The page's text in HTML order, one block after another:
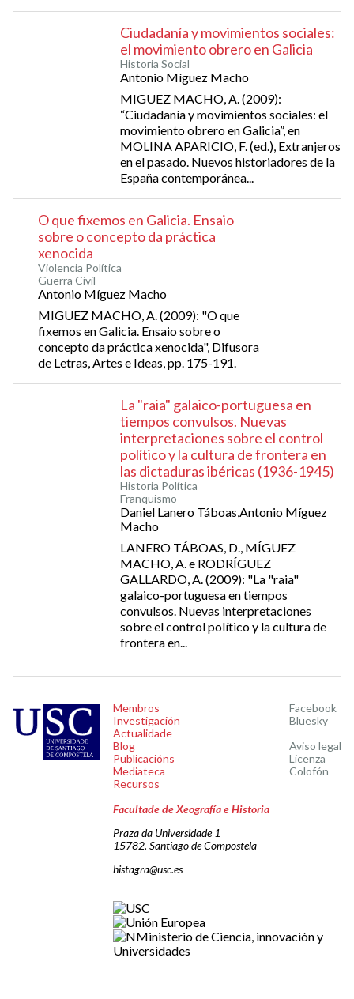
Ciudadanía y movimientos sociales:
el movimiento obrero en Galicia
Historia Social
Antonio Míguez Macho
MIGUEZ MACHO, A. (2009):
“Ciudadanía y movimientos sociales: el
movimiento obrero en Galicia”, en
MOLINA APARICIO, F. (ed.), Extranjeros
en el pasado. Nuevos historiadores de la
España contemporánea...
O que fixemos en Galicia. Ensaio
sobre o concepto da práctica
xenocida
Violencia Política
Guerra Civil
Antonio Míguez Macho
MIGUEZ MACHO, A. (2009): "O que
fixemos en Galicia. Ensaio sobre o
concepto da práctica xenocida", Difusora
de Letras, Artes e Ideas, pp. 175-191.
La "raia" galaico-portuguesa en
tiempos convulsos. Nuevas
interpretaciones sobre el control
político y la cultura de frontera en
las dictaduras ibéricas (1936-1945)
Historia Política
Franquismo
Daniel Lanero Táboas,Antonio Míguez
Macho
LANERO TÁBOAS, D., MÍGUEZ
MACHO, A. e RODRÍGUEZ
GALLARDO, A. (2009): "La "raia"
galaico-portuguesa en tiempos
convulsos. Nuevas interpretaciones
sobre el control político y la cultura de
frontera en...
Membros
Investigación
Actualidade
Blog
Publicacións
Mediateca
Recursos
Facebook
Bluesky
Aviso legal
Licenza
Colofón
Facultade de Xeografía e Historia
Praza da Universidade 1
15782. Santiago de Compostela
histagra@usc.es